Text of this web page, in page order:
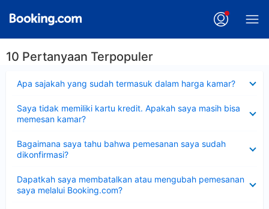
10 Pertanyaan Terpopuler
Apa sajakah yang sudah termasuk dalam harga kamar?
Saya tidak memiliki kartu kredit. Apakah saya masih bisa
memesan kamar?
Bagaimana saya tahu bahwa pemesanan saya sudah
dikonfirmasi?
Dapatkah saya membatalkan atau mengubah pemesanan
saya melalui Booking.com?